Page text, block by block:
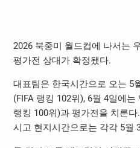
2026 북중미 월드컵에 나서는
평가전 상대가 확정됐다.
대표팀은 한국시간으로 오는 5
(FIFA 랭킹 102위), 6월 4일에
랭킹 100위)과 평가전을 치른
시고 현지시간으로는 각각 5월